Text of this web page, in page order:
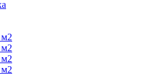
м2
м2
м2
м2